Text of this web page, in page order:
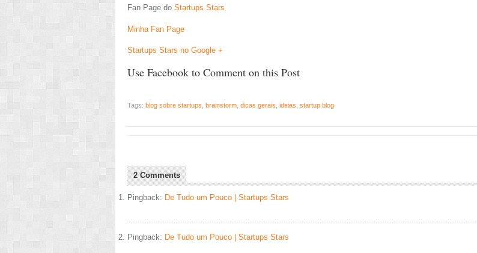
Fan Page do Startups Stars
Minha Fan Page
Startups Stars no Google +
Use Facebook to Comment on this Post
Tags: blog sobre startups brainstorm dicas gerais ideias startup blog
2 Comments
Pingback: De Tudo um Pouco | Startups Stars
Pingback: De Tudo um Pouco | Startups Stars